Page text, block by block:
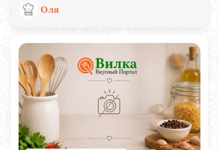
розмарин добавляет тонкую пряную нотку.
Оля